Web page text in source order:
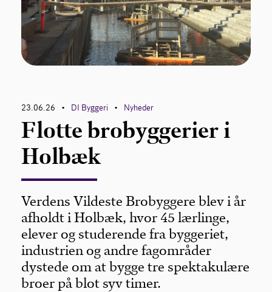
23.06.26 • DI Byggeri • Nyheder
Flotte brobyggerier i
Holbæk
Verdens Vildeste Brobyggere blev i år
afholdt i Holbæk, hvor 45 lærlinge,
elever og studerende fra byggeriet,
industrien og andre fagområder
dystede om at bygge tre spektakulære
broer på blot syv timer.